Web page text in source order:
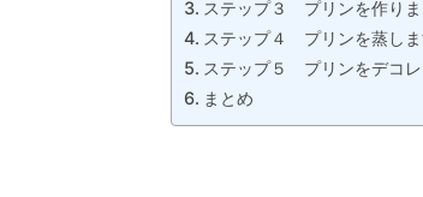
ステップ３ プリンを作りま
ステップ４ プリンを蒸しま
ステップ５ プリンをデコレ
まとめ